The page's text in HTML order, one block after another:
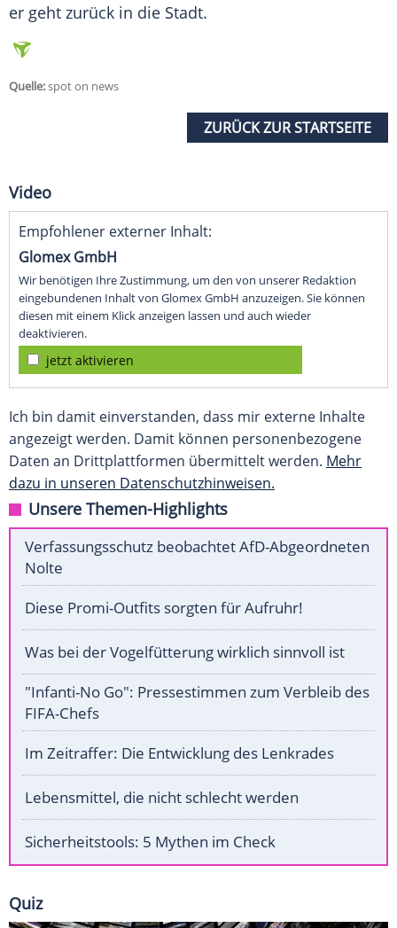
er geht zurück in die Stadt.
Quelle:spot on news
ZURÜCK ZUR STARTSEITE
Video
Empfohlener externer Inhalt:
Glomex GmbH
Wir benötigen Ihre Zustimmung, um den von unserer Redaktion
eingebundenen Inhalt von Glomex GmbH anzuzeigen. Sie können
diesen mit einem Klick anzeigen lassen und auch wieder
deaktivieren.
jetzt aktivieren
Ich bin damit einverstanden, dass mir externe Inhalte
angezeigt werden. Damit können personenbezogene
Daten an Drittplattformen übermittelt werden. Mehr
dazu in unseren Datenschutzhinweisen.
Unsere Themen-Highlights
Verfassungsschutz beobachtet AfD-Abgeordneten
Nolte
Diese Promi-Outfits sorgten für Aufruhr!
Was bei der Vogelfütterung wirklich sinnvoll ist
"Infanti-No Go": Pressestimmen zum Verbleib des
FIFA-Chefs
Im Zeitraffer: Die Entwicklung des Lenkrades
Lebensmittel, die nicht schlecht werden
Sicherheitstools: 5 Mythen im Check
Quiz